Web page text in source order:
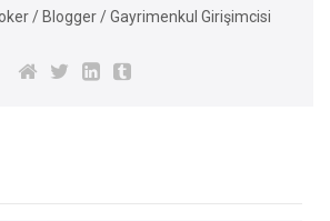
/ Blogger / Gayrimenkul Girişimcisi